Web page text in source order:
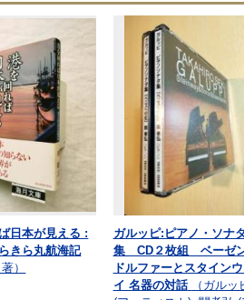
日本が見える :
きら丸航海記
）
ガルッピ:ピアノ・ソナ
集 CD２枚組 ベーゼ
ドルファーとスタイン
イ 名器の対話
（ガルッ